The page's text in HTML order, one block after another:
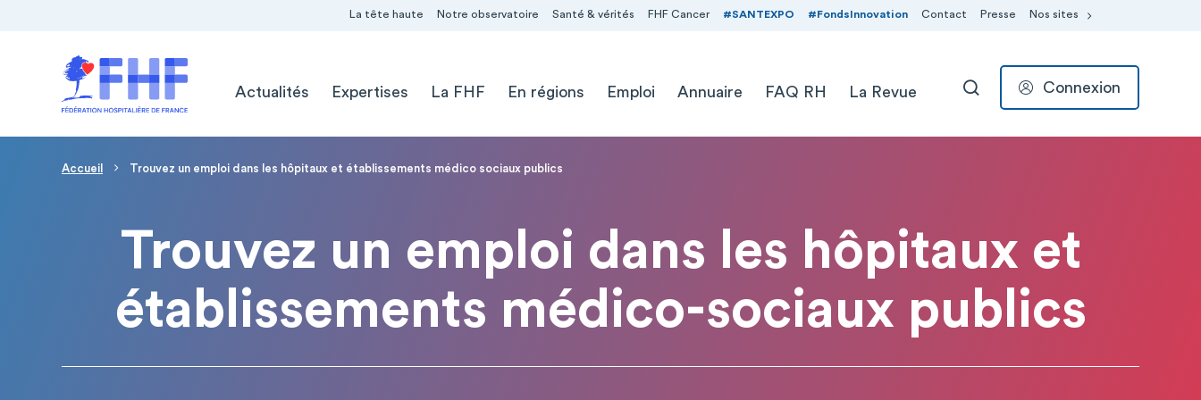
La tête haute Notre observatoire Santé & vérités FHF Cancer #SANTEXPO #FondsInnovation Contact Presse Nos sites
Actualités
Expertises La FHF En régions Emploi Annuaire FAQ RH La Revue RECHERCHER
Connexion
Page d'accueil
Fil d'Ariane
Accueil Trouvez un emploi dans les hôpitaux et établissements médico sociaux publics
Trouvez un emploi dans les hôpitaux et
établissements médico-sociaux publics